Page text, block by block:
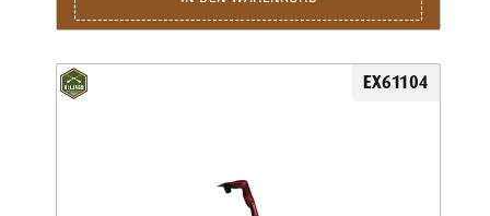
EX61104